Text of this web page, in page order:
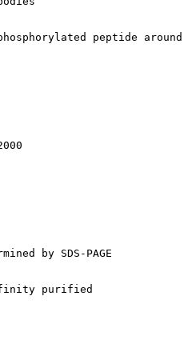
peptide around
by SDS-PAGE
purified